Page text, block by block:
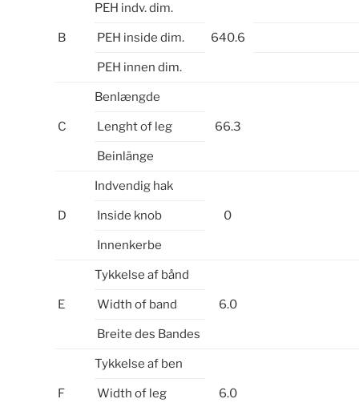
B
PEH indv. dim.
640.6
PEH inside dim.
PEH innen dim.
C
Benlængde
66.3
Lenght of leg
Beinlänge
D
Indvendig hak
0
Inside knob
Innenkerbe
E
Tykkelse af bånd
6.0
Width of band
Breite des Bandes
F
Tykkelse af ben
6.0
Width of leg